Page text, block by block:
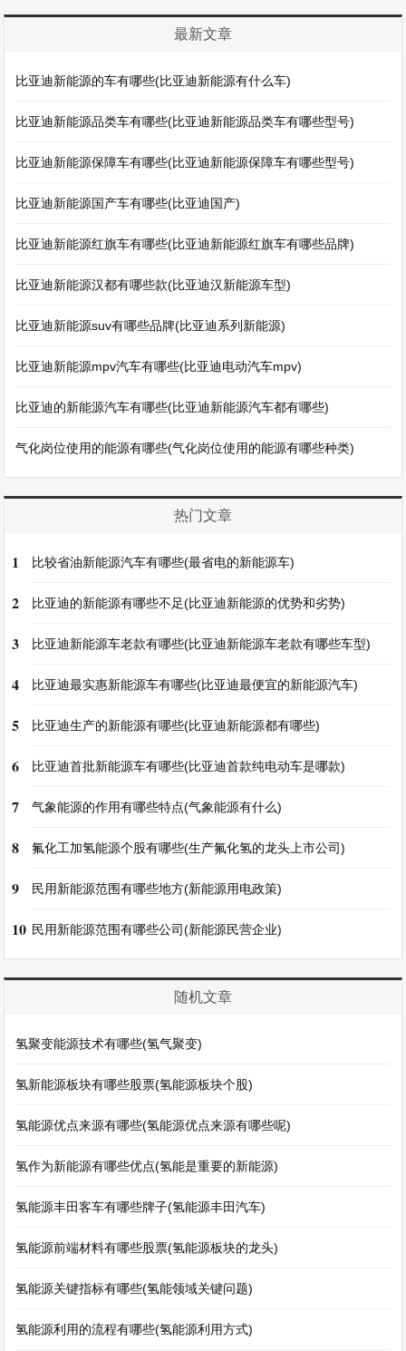
最新文章
比亚迪新能源的车有哪些(比亚迪新能源有什么车)
比亚迪新能源品类车有哪些(比亚迪新能源品类车有哪些型号)
比亚迪新能源保障车有哪些(比亚迪新能源保障车有哪些型号)
比亚迪新能源国产车有哪些(比亚迪国产)
比亚迪新能源红旗车有哪些(比亚迪新能源红旗车有哪些品牌)
比亚迪新能源汉都有哪些款(比亚迪汉新能源车型)
比亚迪新能源suv有哪些品牌(比亚迪系列新能源)
比亚迪新能源mpv汽车有哪些(比亚迪电动汽车mpv)
比亚迪的新能源汽车有哪些(比亚迪新能源汽车都有哪些)
气化岗位使用的能源有哪些(气化岗位使用的能源有哪些种类)
热门文章
1 比较省油新能源汽车有哪些(最省电的新能源车)
2 比亚迪的新能源有哪些不足(比亚迪新能源的优势和劣势)
3 比亚迪新能源车老款有哪些(比亚迪新能源车老款有哪些车型)
4 比亚迪最实惠新能源车有哪些(比亚迪最便宜的新能源汽车)
5 比亚迪生产的新能源有哪些(比亚迪新能源都有哪些)
6 比亚迪首批新能源车有哪些(比亚迪首款纯电动车是哪款)
7 气象能源的作用有哪些特点(气象能源有什么)
8 氟化工加氢能源个股有哪些(生产氟化氢的龙头上市公司)
9 民用新能源范围有哪些地方(新能源用电政策)
10 民用新能源范围有哪些公司(新能源民营企业)
随机文章
氢聚变能源技术有哪些(氢气聚变)
氢新能源板块有哪些股票(氢能源板块个股)
氢能源优点来源有哪些(氢能源优点来源有哪些呢)
氢作为新能源有哪些优点(氢能是重要的新能源)
氢能源丰田客车有哪些牌子(氢能源丰田汽车)
氢能源前端材料有哪些股票(氢能源板块的龙头)
氢能源关键指标有哪些(氢能领域关键问题)
氢能源利用的流程有哪些(氢能源利用方式)